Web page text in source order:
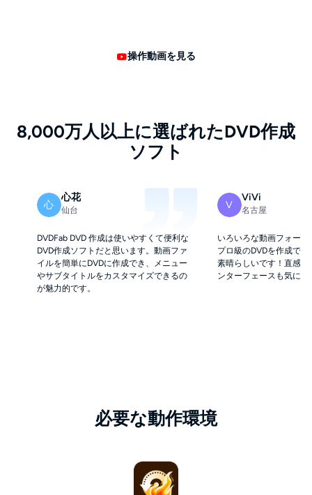
操作動画を見る
8,000万人以上に選ばれたDVD作成
ソフト
心
心花
仙台
DVDFab DVD 作成は使いやすくて便利な
DVD作成ソフトだと思います。動画ファ
イルを簡単にDVDに作成でき、メニュー
やサブタイトルをカスタマイズできるの
が魅力的です。
V
ViVi
名古屋
いろいろな動画フォー
プロ級のDVDを作成で
素晴らしいです！直感的
ンターフェースも気に入
必要な動作環境